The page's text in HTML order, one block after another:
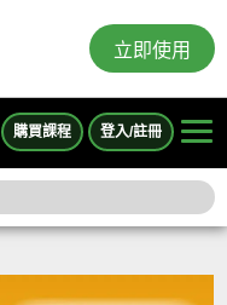
立即使用
購買課程 登入/註冊